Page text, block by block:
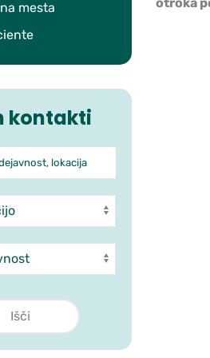
mesta
kontakti
po ambulantah in
dejavnost, lokacija